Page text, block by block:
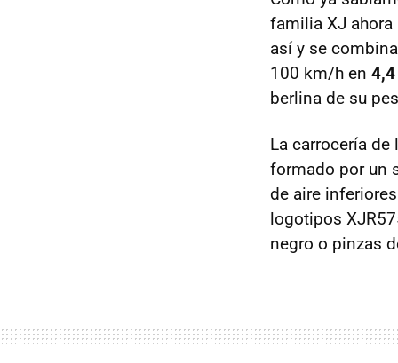
familia XJ ahora
así y se
100 km/h en
berlina de su
La carrocería
formado por un
de aire
logotipos
negro o pinzas